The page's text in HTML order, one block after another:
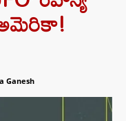
Ganesh